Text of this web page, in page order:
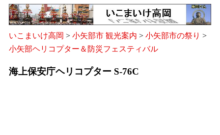
いこまいけ高岡 > 小矢部市 観光案内 > 小矢部市の祭り >
小矢部ヘリコプター＆防災フェスティバル
海上保安庁ヘリコプター S-76C